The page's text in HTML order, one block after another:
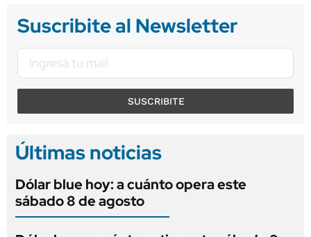
Suscribite al Newsletter
SUSCRIBITE
Últimas noticias
Dólar blue hoy: a cuánto opera este
sábado 8 de agosto